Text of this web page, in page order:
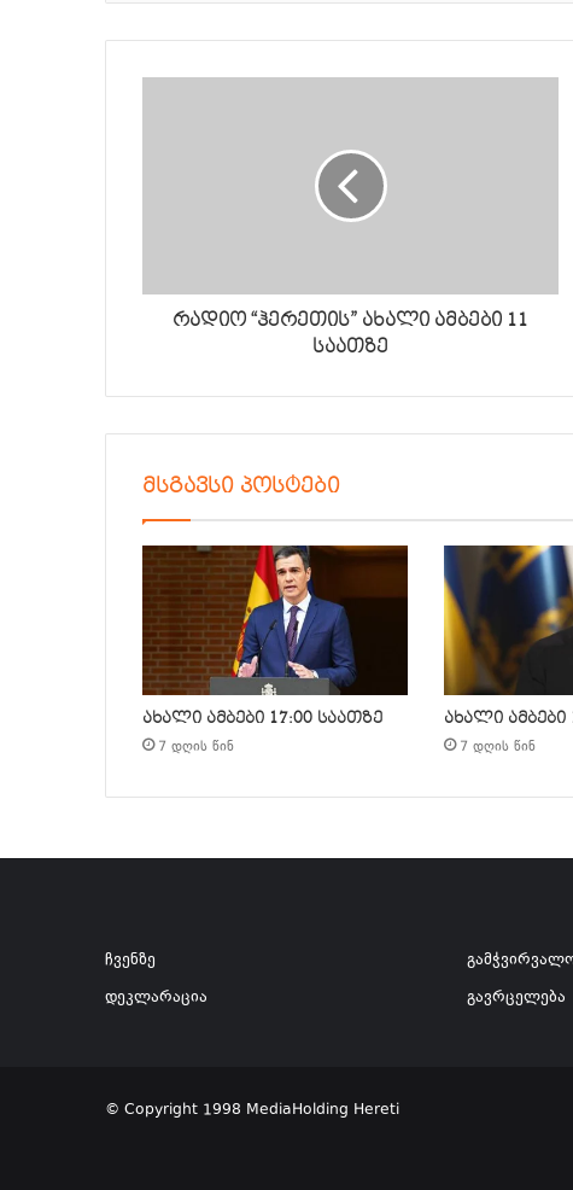
რადიო “ჰერეთის” ახალი ამბები 11
საათზე
მსგავსი პოსტები
ახალი ამბები 17:00 საათზე
7 დღის წინ
ახალი ამბები
7 დღის წინ
ჩვენზე
დეკლარაცია
გავრცელება
© Copyright 1998 MediaHolding Hereti